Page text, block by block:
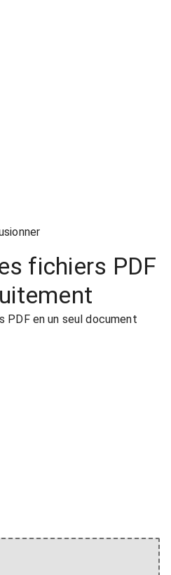
fichiers PDF
PDF en un seul document